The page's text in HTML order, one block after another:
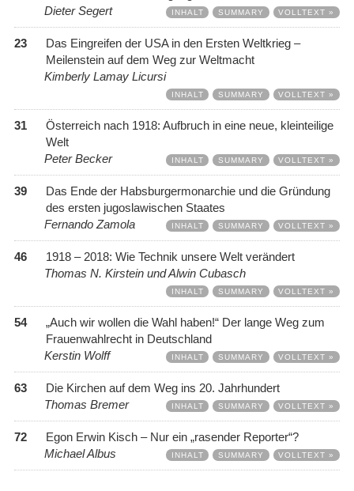
Dieter Segert
INHALT SUMMARY VOLLTEXT »
23
Das Eingreifen der USA in den Ersten Weltkrieg –
Meilenstein auf dem Weg zur Weltmacht
Kimberly Lamay Licursi
INHALT SUMMARY VOLLTEXT »
31
Österreich nach 1918: Aufbruch in eine neue, kleinteilige
Welt
Peter Becker
INHALT SUMMARY VOLLTEXT »
39
Das Ende der Habsburgermonarchie und die Gründung
des ersten jugoslawischen Staates
Fernando Zamola
INHALT SUMMARY VOLLTEXT »
46
1918 – 2018: Wie Technik unsere Welt verändert
Thomas N. Kirstein und Alwin Cubasch
INHALT SUMMARY VOLLTEXT »
54
„Auch wir wollen die Wahl haben!“ Der lange Weg zum
Frauenwahlrecht in Deutschland
Kerstin Wolff
INHALT SUMMARY VOLLTEXT »
63
Die Kirchen auf dem Weg ins 20. Jahrhundert
Thomas Bremer
INHALT SUMMARY VOLLTEXT »
72
Egon Erwin Kisch – Nur ein „rasender Reporter“?
Michael Albus
INHALT SUMMARY VOLLTEXT »